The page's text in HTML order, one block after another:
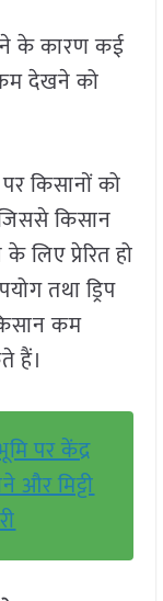
के कारण कई
कम देखने को
पर किसानों को
किसान
प्रेरित हो
तथा ड्रिप
कम
हैं।
पर केंद्र
और मिट्टी